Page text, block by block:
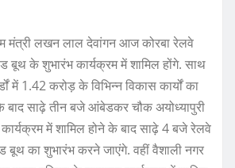
मंत्री लखन लाल देवांगन आज कोरबा रेलवे
बूथ के शुभारंभ कार्यक्रम में शामिल होंगे. साथ
में 1.42 करोड़ के विभिन्न विकास कार्यों का
साढ़े तीन बजे आंबेडकर चौक अयोध्यापुरी
में शामिल होने के बाद साढ़े 4 बजे रेलवे
बूथ का शुभारंभ करने जाएंगे. वहीं वैशाली नगर